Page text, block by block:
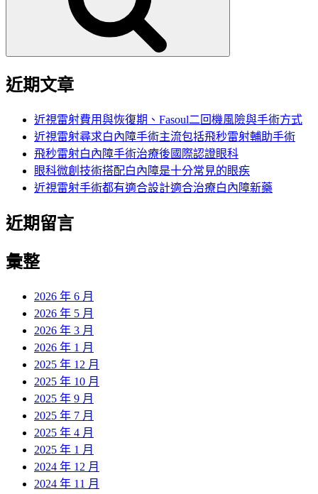
近期文章
近視雷射費用與恢復期、Fasoul二回機風險與手術方式
近視雷射尋求白內障手術主流包括飛秒雷射輔助手術
飛秒雷射白內障手術治療後國際認證眼科
眼科微創技術搭配白內障是十分常見的眼疾
近視雷射手術都有適合設計適合治療白內障新藥
近期留言
彙整
2026 年 6 月
2026 年 5 月
2026 年 3 月
2026 年 1 月
2025 年 12 月
2025 年 10 月
2025 年 9 月
2025 年 7 月
2025 年 4 月
2025 年 1 月
2024 年 12 月
2024 年 11 月